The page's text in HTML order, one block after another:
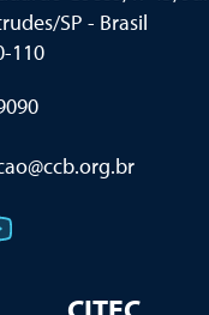
SP - Brasil
110